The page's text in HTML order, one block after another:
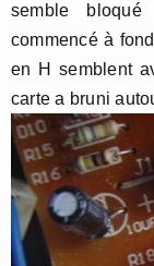
semble
commencé à
en H semblent
carte a bruni